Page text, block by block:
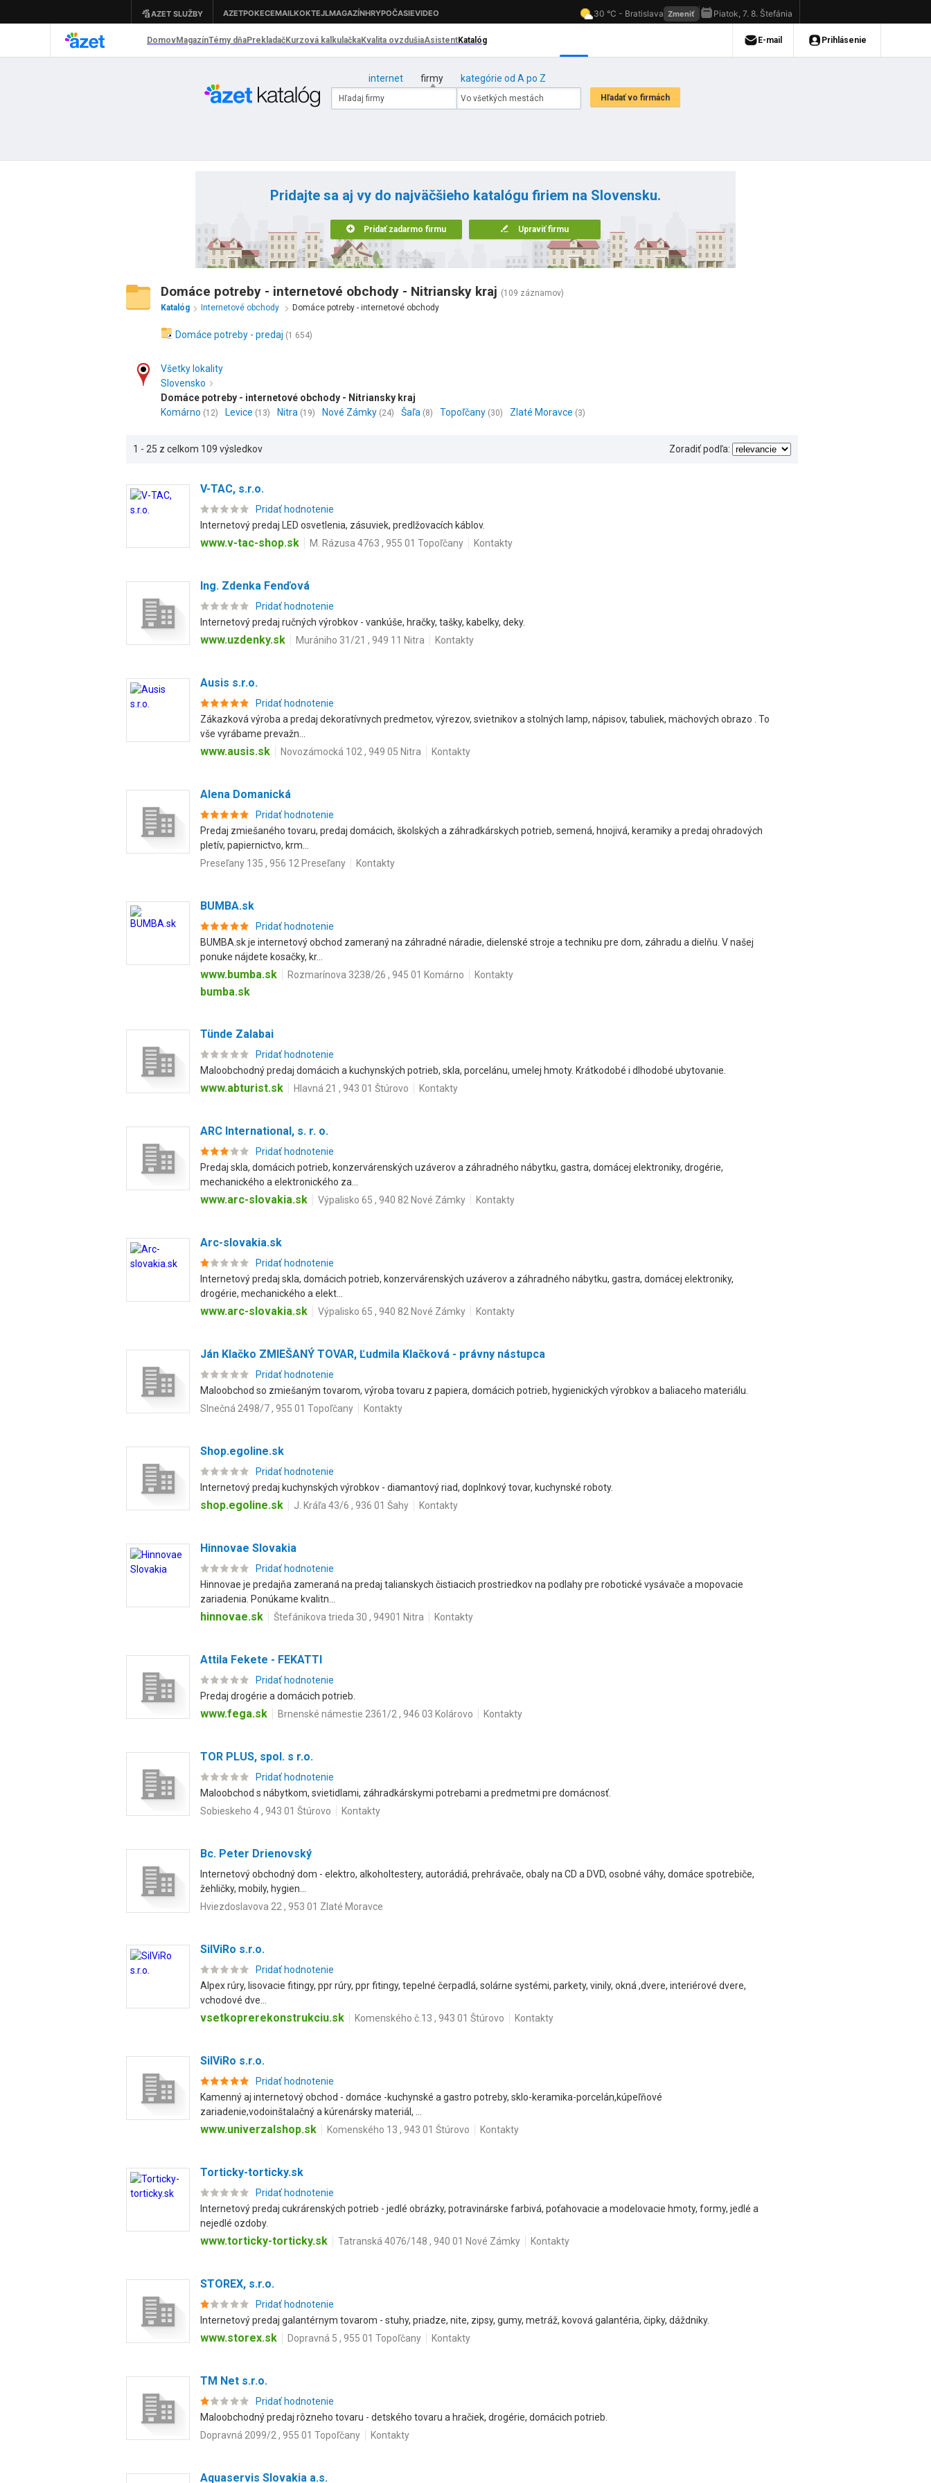
internet firmy kategórie od A po Z
Pridajte sa aj vy do najväčšieho katalógu firiem na Slovensku.
Pridať zadarmo firmu Upraviť firmu
Domáce potreby - internetové obchody - Nitriansky kraj (109 záznamov)
Katalóg
Internetové obchody Domáce potreby - internetové obchody
Domáce potreby - predaj (1 654)
Všetky lokality
Slovensko
Domáce potreby - internetové obchody - Nitriansky kraj
Komárno (12) Levice (13) Nitra (19) Nové Zámky (24) Šaľa (8) Topoľčany (30) Zlaté Moravce (3)
1 - 25 z celkom 109 výsledkov Zoradiť podľa:
V-TAC, s.r.o.
Pridať hodnotenie
Internetový predaj LED osvetlenia, zásuviek, predlžovacích káblov.
www.v-tac-shop.sk M. Rázusa 4763 , 955 01 Topoľčany Kontakty
Ing. Zdenka Fenďová
Pridať hodnotenie
Internetový predaj ručných výrobkov - vankúše, hračky, tašky, kabelky, deky.
www.uzdenky.sk Murániho 31/21 , 949 11 Nitra Kontakty
Ausis s.r.o.
Pridať hodnotenie
Zákazková výroba a predaj dekoratívnych predmetov, výrezov, svietnikov a stolných lamp, nápisov, tabuliek, mächových obrazo . To
vše vyrábame prevažn...
www.ausis.sk Novozámocká 102 , 949 05 Nitra Kontakty
Alena Domanická
Pridať hodnotenie
Predaj zmiešaného tovaru, predaj domácich, školských a záhradkárskych potrieb, semená, hnojivá, keramiky a predaj ohradových
pletív, papiernictvo, krm...
Preseľany 135 , 956 12 Preseľany
Kontakty
BUMBA.sk
Pridať hodnotenie
BUMBA.sk je internetový obchod zameraný na záhradné náradie, dielenské stroje a techniku pre dom, záhradu a dielňu. V našej
ponuke nájdete kosačky, kr...
www.bumba.sk Rozmarínova 3238/26 , 945 01 Komárno Kontakty
bumba.sk
Tünde Zalabai
Pridať hodnotenie
Maloobchodný predaj domácich a kuchynských potrieb, skla, porcelánu, umelej hmoty. Krátkodobé i dlhodobé ubytovanie.
www.abturist.sk Hlavná 21 , 943 01 Štúrovo Kontakty
ARC International, s. r. o.
Pridať hodnotenie
Predaj skla, domácich potrieb, konzervárenských uzáverov a záhradného nábytku, gastra, domácej elektroniky, drogérie,
mechanického a elektronického za...
www.arc-slovakia.sk Výpalisko 65 , 940 82 Nové Zámky Kontakty
Arc-slovakia.sk
Pridať hodnotenie
Internetový predaj skla, domácich potrieb, konzervárenských uzáverov a záhradného nábytku, gastra, domácej elektroniky,
drogérie, mechanického a elekt...
www.arc-slovakia.sk Výpalisko 65 , 940 82 Nové Zámky Kontakty
Ján Klačko ZMIEŠANÝ TOVAR, Ľudmila Klačková - právny nástupca
Pridať hodnotenie
Maloobchod so zmiešaným tovarom, výroba tovaru z papiera, domácich potrieb, hygienických výrobkov a baliaceho materiálu.
Slnečná 2498/7 , 955 01 Topoľčany
Kontakty
Shop.egoline.sk
Pridať hodnotenie
Internetový predaj kuchynských výrobkov - diamantový riad, doplnkový tovar, kuchynské roboty.
shop.egoline.sk J. Kráľa 43/6 , 936 01 Šahy Kontakty
Hinnovae Slovakia
Pridať hodnotenie
Hinnovae je predajňa zameraná na predaj talianskych čistiacich prostriedkov na podlahy pre robotické vysávače a mopovacie
zariadenia. Ponúkame kvalitn...
hinnovae.sk Štefánikova trieda 30 , 94901 Nitra Kontakty
Attila Fekete - FEKATTI
Pridať hodnotenie
Predaj drogérie a domácich potrieb.
www.fega.sk Brnenské námestie 2361/2 , 946 03 Kolárovo Kontakty
TOR PLUS, spol. s r.o.
Pridať hodnotenie
Maloobchod s nábytkom, svietidlami, záhradkárskymi potrebami a predmetmi pre domácnosť.
Sobieskeho 4 , 943 01 Štúrovo
Kontakty
Bc. Peter Drienovský
Internetový obchodný dom - elektro, alkoholtestery, autorádiá, prehrávače, obaly na CD a DVD, osobné váhy, domáce spotrebiče,
žehličky, mobily, hygien...
Hviezdoslavova 22 , 953 01 Zlaté Moravce
SilViRo s.r.o.
Pridať hodnotenie
Alpex rúry, lisovacie fitingy, ppr rúry, ppr fitingy, tepelné čerpadlá, solárne systémi, parkety, vinily, okná ,dvere, interiérové dvere,
vchodové dve...
vsetkoprerekonstrukciu.sk Komenského č.13 , 943 01 Štúrovo Kontakty
SilViRo s.r.o.
Pridať hodnotenie
Kamenný aj internetový obchod - domáce -kuchynské a gastro potreby, sklo-keramika-porcelán,kúpeľňové
zariadenie,vodoinštalačný a kúrenársky materiál, ...
www.univerzalshop.sk Komenského 13 , 943 01 Štúrovo Kontakty
Torticky-torticky.sk
Pridať hodnotenie
Internetový predaj cukrárenských potrieb - jedlé obrázky, potravinárske farbivá, poťahovacie a modelovacie hmoty, formy, jedlé a
nejedlé ozdoby.
www.torticky-torticky.sk Tatranská 4076/148 , 940 01 Nové Zámky Kontakty
STOREX, s.r.o.
Pridať hodnotenie
Internetový predaj galantérnym tovarom - stuhy, priadze, nite, zipsy, gumy, metráž, kovová galantéria, čipky, dáždniky.
www.storex.sk Dopravná 5 , 955 01 Topoľčany Kontakty
TM Net s.r.o.
Pridať hodnotenie
Maloobchodný predaj rôzneho tovaru - detského tovaru a hračiek, drogérie, domácich potrieb.
Dopravná 2099/2 , 955 01 Topoľčany
Kontakty
Aquaservis Slovakia a.s.